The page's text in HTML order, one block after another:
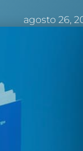
agosto 26,